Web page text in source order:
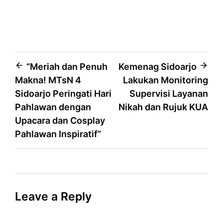
Post
navigation
“Meriah dan Penuh
Makna! MTsN 4
Sidoarjo Peringati Hari
Pahlawan dengan
Upacara dan Cosplay
Pahlawan Inspiratif”
Kemenag Sidoarjo
Lakukan Monitoring
Supervisi Layanan
Nikah dan Rujuk KUA
Leave a Reply